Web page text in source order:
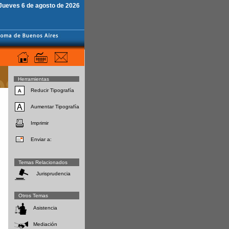
6 de agosto de 2026
Herramientas
Reducir Tipografía
Aumentar Tipografía
Imprimir
Enviar a:
Temas Relacionados
Jurisprudencia
Otros Temas
Asistencia
Mediación